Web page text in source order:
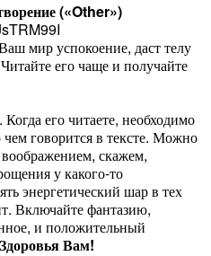
(«Other»)
мир успокоение, даст телу
его чаще и получайте
его читаете, необходимо
чем говорится в тексте. Можно
воображением, скажем,
у какого-то
энергетический шар в тех
Включайте фантазию,
и положительный
Здоровья Вам!